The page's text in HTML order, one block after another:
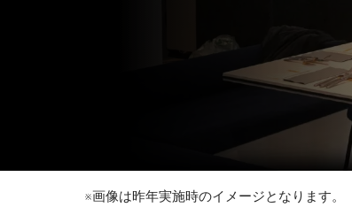
※画像は昨年実施時のイメージとなります。